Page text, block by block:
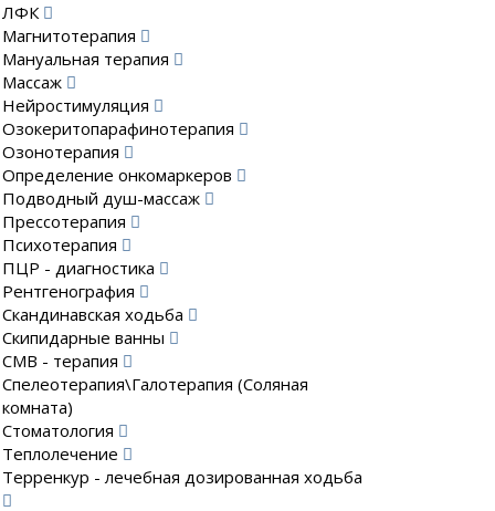
ЛФК
Магнитотерапия
Мануальная терапия
Массаж
Нейростимуляция
Озокеритопарафинотерапия
Озонотерапия
Определение онкомаркеров
Подводный душ-массаж
Прессотерапия
Психотерапия
ПЦР - диагностика
Рентгенография
Скандинавская ходьба
Скипидарные ванны
СМВ - терапия
Спелеотерапия\Галотерапия (Соляная
комната)
Стоматология
Теплолечение
Терренкур - лечебная дозированная ходьба